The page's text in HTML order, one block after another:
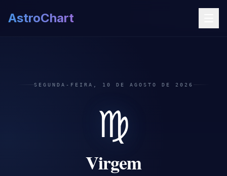
AstroChart
SEGUNDA-FEIRA, 10 DE AGOSTO DE 2026
♍
Virgem